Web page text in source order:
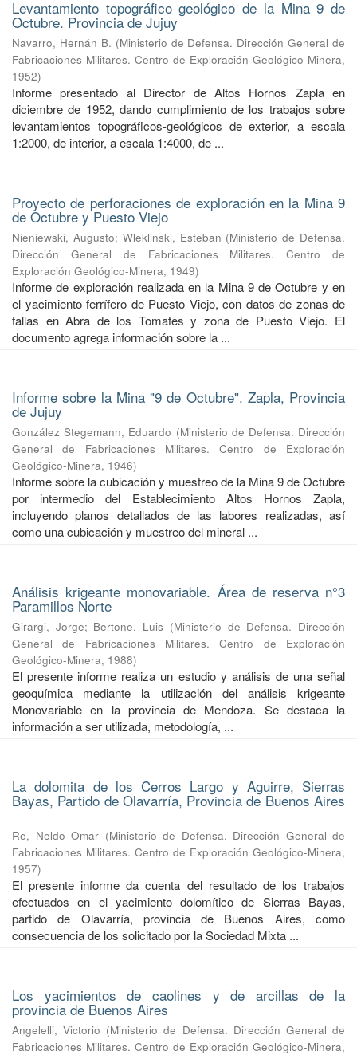
Levantamiento topográfico geológico de la Mina 9 de
Octubre. Provincia de Jujuy
Navarro, Hernán B. (Ministerio de Defensa. Dirección General de
Fabricaciones Militares. Centro de Exploración Geológico-Minera,
1952)
Informe presentado al Director de Altos Hornos Zapla en
diciembre de 1952, dando cumplimiento de los trabajos sobre
levantamientos topográficos-geológicos de exterior, a escala
1:2000, de interior, a escala 1:4000, de ...
Proyecto de perforaciones de exploración en la Mina 9
de Octubre y Puesto Viejo
Nieniewski, Augusto; Wleklinski, Esteban (Ministerio de Defensa.
Dirección General de Fabricaciones Militares. Centro de
Exploración Geológico-Minera, 1949)
Informe de exploración realizada en la Mina 9 de Octubre y en
el yacimiento ferrífero de Puesto Viejo, con datos de zonas de
fallas en Abra de los Tomates y zona de Puesto Viejo. El
documento agrega información sobre la ...
Informe sobre la Mina "9 de Octubre". Zapla, Provincia
de Jujuy
González Stegemann, Eduardo (Ministerio de Defensa. Dirección
General de Fabricaciones Militares. Centro de Exploración
Geológico-Minera, 1946)
Informe sobre la cubicación y muestreo de la Mina 9 de Octubre
por intermedio del Establecimiento Altos Hornos Zapla,
incluyendo planos detallados de las labores realizadas, así
como una cubicación y muestreo del mineral ...
Análisis krigeante monovariable. Área de reserva n°3
Paramillos Norte
Girargi, Jorge; Bertone, Luis (Ministerio de Defensa. Dirección
General de Fabricaciones Militares. Centro de Exploración
Geológico-Minera, 1988)
El presente informe realiza un estudio y análisis de una señal
geoquímica mediante la utilización del análisis krigeante
Monovariable en la provincia de Mendoza. Se destaca la
información a ser utilizada, metodología, ...
La dolomita de los Cerros Largo y Aguirre, Sierras
Bayas, Partido de Olavarría, Provincia de Buenos Aires
Re, Neldo Omar (Ministerio de Defensa. Dirección General de
Fabricaciones Militares. Centro de Exploración Geológico-Minera,
1957)
El presente informe da cuenta del resultado de los trabajos
efectuados en el yacimiento dolomítico de Sierras Bayas,
partido de Olavarría, provincia de Buenos Aires, como
consecuencia de los solicitado por la Sociedad Mixta ...
Los yacimientos de caolines y de arcillas de la
provincia de Buenos Aires
Angelelli, Victorio (Ministerio de Defensa. Dirección General de
Fabricaciones Militares. Centro de Exploración Geológico-Minera,